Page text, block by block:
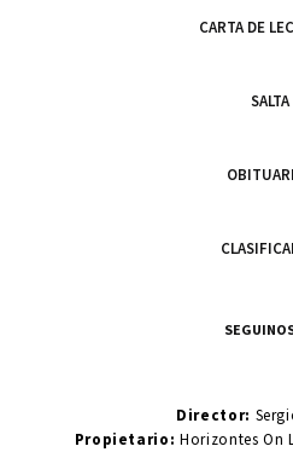
CARTA DE
SALTA
Director:
Propietario:Horizontes On